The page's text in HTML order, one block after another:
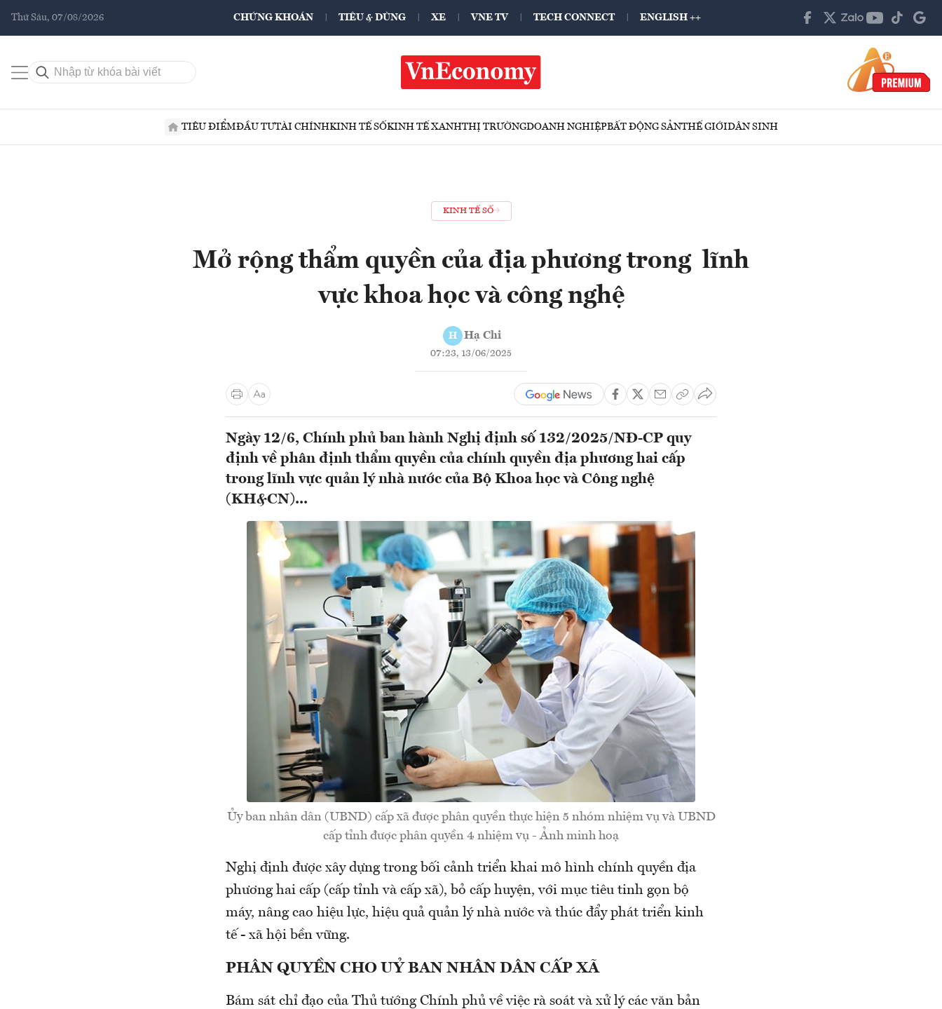
Thứ Sáu, 07/08/2026 CHỨNG KHOÁN TIÊU & DÙNG XE VNE TV TECH CONNECT ENGLISH ++
TIÊU ĐIỂMĐẦU TƯTÀI CHÍNHKINH TẾ SỐKINH TẾ XANHTHỊ TRƯỜNGDOANH NGHIỆPBẤT ĐỘNG SẢNTHẾ GIỚIDÂN SINH
KINH TẾ SỐ
Mở rộng thẩm quyền của địa phương trong lĩnh
vực khoa học và công nghệ
H Hạ Chi
07:23, 13/06/2025
Ngày 12/6, Chính phủ ban hành Nghị định số 132/2025/NĐ-CP quy
định về phân định thẩm quyền của chính quyền địa phương hai cấp
trong lĩnh vực quản lý nhà nước của Bộ Khoa học và Công nghệ
(KH&CN)...
Ủy ban nhân dân (UBND) cấp xã được phân quyền thực hiện 5 nhóm nhiệm vụ và UBND
cấp tỉnh được phân quyền 4 nhiệm vụ - Ảnh minh hoạ
Nghị định được xây dựng trong bối cảnh triển khai mô hình chính quyền địa
phương hai cấp (cấp tỉnh và cấp xã), bỏ cấp huyện, với mục tiêu tinh gọn bộ
máy, nâng cao hiệu lực, hiệu quả quản lý nhà nước và thúc đẩy phát triển kinh
tế - xã hội bền vững.
PHÂN QUYỀN CHO UỶ BAN NHÂN DÂN CẤP XÃ
Bám sát chỉ đạo của Thủ tướng Chính phủ về việc rà soát và xử lý các văn bản